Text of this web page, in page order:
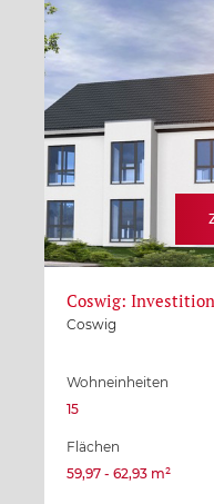
Coswig:
Coswig
Wohneinheiten
15
Flächen
59,97 - 62,93 m²